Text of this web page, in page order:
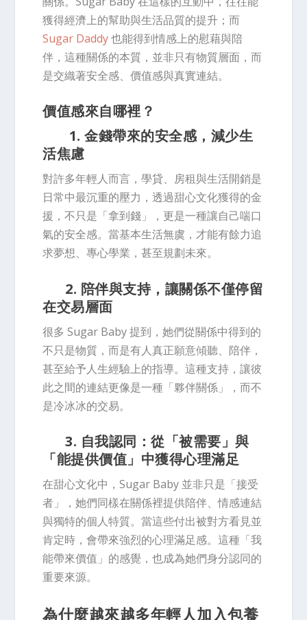
獲得經濟上的幫助與生活品質的提升；而
Sugar Daddy也能得到情感上的慰藉與陪
伴，這種關係的本質，並非只有物質層面，而
是交織著安全感、價值感與真實連結。
價值感來自哪裡？
1. 金錢帶來的安全感，減少生
活焦慮
對許多年輕人而言，學貸、房租與生活開銷是
日常中最沉重的壓力，透過甜心文化獲得的金
援，不只是「拿到錢」，更是一種讓自己喘口
氣的安全感。當基本生活無虞，才能有餘力追
求夢想、專心學業，甚至規劃未來。
2. 陪伴與支持，讓關係不僅停留
在交易層面
很多 Sugar Baby 提到，她們從關係中得到的
不只是物質，而是有人真正願意傾聽、陪伴，
甚至給予人生經驗上的指導。這種支持，讓彼
此之間的連結更像是一種「夥伴關係」，而不
是冷冰冰的交易。
3. 自我認同：從「被需要」與
「能提供價值」中獲得心理滿足
在甜心文化中，Sugar Baby 並非只是「接受
者」，她們同樣在關係裡提供陪伴、情感連結
與獨特的個人特質。當這些付出被對方看見並
肯定時，會帶來強烈的心理滿足感。這種「我
能帶來價值」的感覺，也成為她們身分認同的
重要來源。
為什麼越來越多年輕人加入包養